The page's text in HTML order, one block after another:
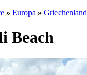
» Europa » Griechenland
Beach